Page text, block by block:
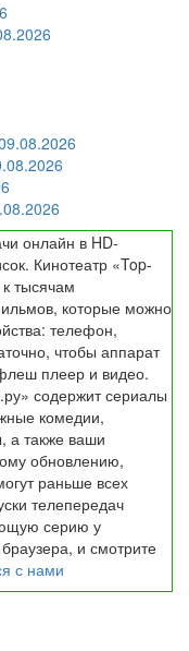
онлайн в HD-
Кинотеатр «Top-
тысячам
которые можно
телефон,
чтобы аппарат
плеер и видео.
содержит сериалы
комедии,
а также ваши
обновлению,
раньше всех
телепередач
серию у
и смотрите
с нами